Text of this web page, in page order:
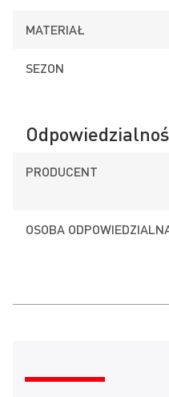
MATERIAŁ
SEZON
PRODUCENT
OSOBA